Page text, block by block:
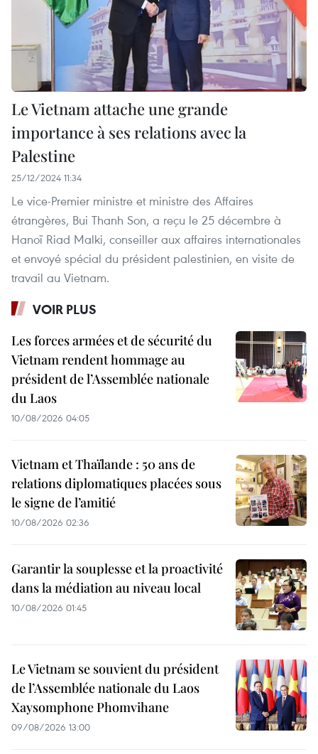
Le Vietnam attache une grande
importance à ses relations avec la
Palestine
25/12/2024 11:34
Le vice-Premier ministre et ministre des Affaires
étrangères, Bui Thanh Son, a reçu le 25 décembre à
Hanoï Riad Malki, conseiller aux affaires internationales
et envoyé spécial du président palestinien, en visite de
travail au Vietnam.
VOIR PLUS
Les forces armées et de sécurité du
Vietnam rendent hommage au
président de l’Assemblée nationale
du Laos
10/08/2026 04:05
Vietnam et Thaïlande : 50 ans de
relations diplomatiques placées sous
le signe de l’amitié
10/08/2026 02:36
Garantir la souplesse et la proactivité
dans la médiation au niveau local
10/08/2026 01:45
Le Vietnam se souvient du président
de l’Assemblée nationale du Laos
Xaysomphone Phomvihane
09/08/2026 13:00